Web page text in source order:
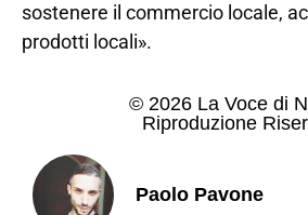
sostenere il commercio locale,
prodotti locali».
© 2026 La Voce di
Riproduzione
Paolo Pavone